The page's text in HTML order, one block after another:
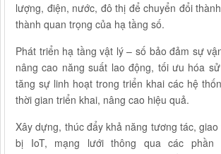
lượng, điện, nước, đô thị để chuyển đổi
thành quan trọng của hạ tầng số.
Phát triển hạ tầng vật lý – số bảo đảm sự
nâng cao năng suất lao động, tối ưu hóa
tăng sự linh hoạt trong triển khai các hệ
thời gian triển khai, nâng cao hiệu quả.
Xây dựng, thúc đẩy khả năng tương tác,
bị IoT, mạng lưới thông qua các phần